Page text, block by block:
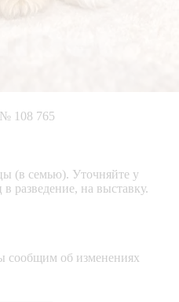
№ 108 765
(в семью). Уточняйте у
разведение, на выставку.
сообщим об изменениях